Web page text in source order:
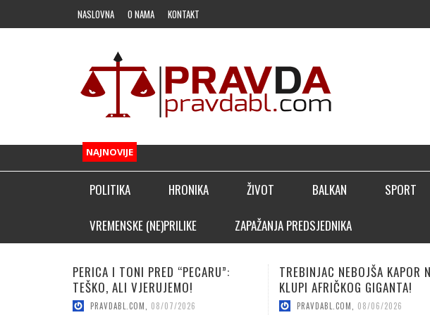
NASLOVNA O NAMA KONTAKT
NAJNOVIJE
POLITIKA HRONIKA ŽIVOT BALKAN SPORT
FUDBAL
KLADIONIČARSKI KUTAK
VREMENSKE (NE)PRILIKE ZAPAŽANJA PREDSJEDNIKA
TREBINJAC NEBOJŠA KAPOR NA
KLUPI AFRIČKOG GIGANTA!
PRAVDABL.COM 08/06/2026
VUČICA SA PALA DOVELA TOP
POJAČANJE!
PRAVDABL.COM 08/06/2026